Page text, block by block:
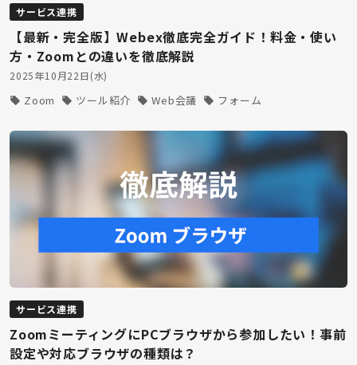
サービス連携
【最新・完全版】Webex徹底完全ガイド！料金・使い
方・Zoomとの違いを徹底解説
2025年10月22日(水)
Zoom ツール紹介 Web会議 フォーム
サービス連携
ZoomミーティングにPCブラウザから参加したい！事前
設定や対応ブラウザの種類は？